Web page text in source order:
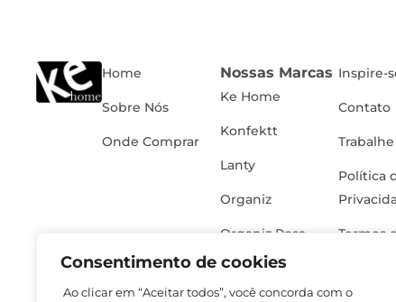
Consentimento de cookies
Ao clicar em “Aceitar todos”, você concorda com o
Home
Sobre Nós
Onde Comprar
Nossas Marcas
Ke Home
Konfektt
Lanty
Organiz
Organiz Rosa
Inspire-
Contato
Política
Termos